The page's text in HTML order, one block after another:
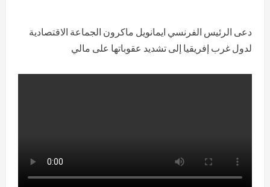
دعى الرئيس الفرنسي ايمانويل ماكرون الجماعة الاقتصادية
لدول غرب إفريقيا إلى تشديد عقوباتها على مالي